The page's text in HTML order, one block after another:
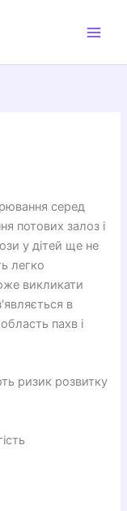
серед
потових залоз і
у дітей ще не
легко
викликати
в
пахв і
ризик розвитку